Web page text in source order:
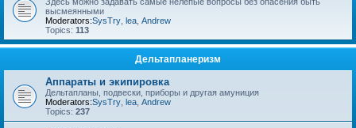
высмеянными
Moderators:SysTry lea Andrew
Topics: 113
Дельтапланеризм
Аппараты и экипировка
Дельтапланы, подвески, приборы и другая амуниция
Moderators:SysTry lea Andrew
Topics: 237